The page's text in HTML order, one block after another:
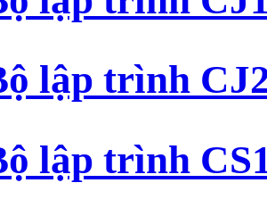
lập trình
lập trình